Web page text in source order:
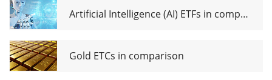
Artificial Intelligence (AI) ETFs in comparison
Gold ETCs in comparison